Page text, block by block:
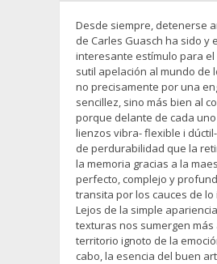
Desde siempre, detenerse
de Carles Guasch ha sido y
interesante estímulo para
sutil apelación al mundo de
no precisamente por una
sencillez, sino más bien al
porque delante de cada
lienzos vibra- flexible i
de perdurabilidad que la
la memoria gracias a la
perfecto, complejo y
transita por los cauces de
Lejos de la simple
texturas nos sumergen más
territorio ignoto de la
cabo, la esencia del buen